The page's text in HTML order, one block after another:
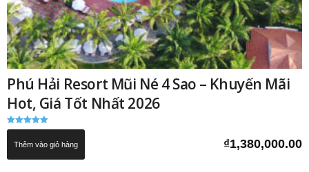
Phú Hải Resort Mũi Né 4 Sao – Khuyến Mãi
Hot, Giá Tốt Nhất 2026
Được xếp
5.00
₫1,380,000.00
Thêm vào giỏ hàng